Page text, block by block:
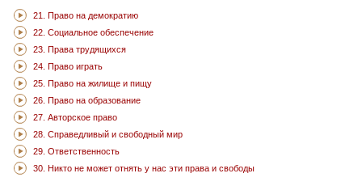
21. Право на демократию
22. Социальное обеспечение
23. Права трудящихся
24. Право играть
25. Право на жилище и пищу
26. Право на образование
27. Авторское право
28. Справедливый и свободный мир
29. Ответственность
30. Никто не может отнять у нас эти права и свободы